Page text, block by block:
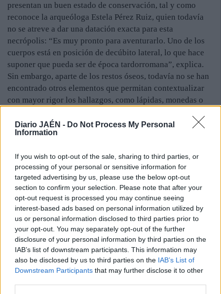
Diario JAÉN - Do Not Process My Personal
Information
If you wish to opt-out of the sale, sharing to third parties, or
processing of your personal or sensitive information for
targeted advertising by us, please use the below opt-out
section to confirm your selection. Please note that after your
opt-out request is processed you may continue seeing
interest-based ads based on personal information utilized by
us or personal information disclosed to third parties prior to
your opt-out. You may separately opt-out of the further
disclosure of your personal information by third parties on the
IAB’s list of downstream participants. This information may
also be disclosed by us to third parties on the IAB’s List of
Downstream Participants that may further disclose it to other
presentan un buen estado de conservación, tal y como
reconoce la arqueóloga Estela Pérez Ruiz, quien todavía
no se atreve a dar una datación exacta para esta
necrópolis: “Es muy pronto para aventurarlo. Uno de los
cuerpos está en posición de decúbito lateral, lo que hace
suponer que pueda ser de época tardorromana”, explica.
Sin embargo, aparte de los restos óseos, todavía no se han
encontrado otros elementos que permitan contextualizar
con mayor rigor los hallazgos, como lápidas, monedas o
sostiene.
Uno de los rasgos más llamativos de esta necrópolis es la
Albahacas, donde, según los historiadores, se sitúa la
batalla de Baécula, entre los cartagineses liderados por
Asdrúbal Barca, y las tropas romanas, comandadas por
Escipión el Africano.